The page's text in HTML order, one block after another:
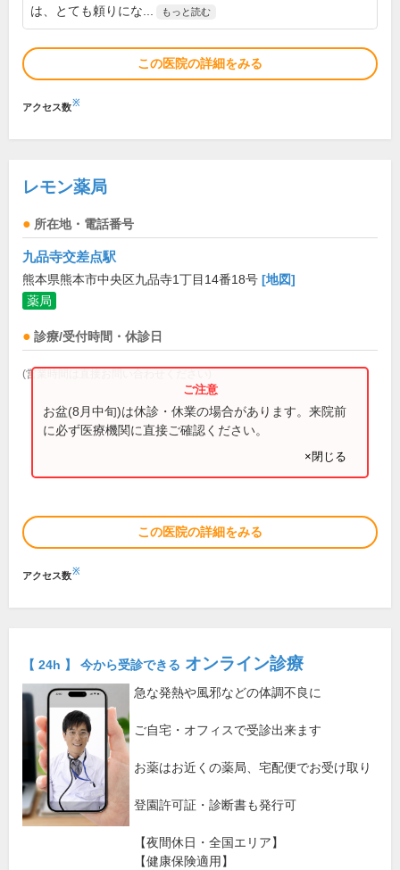
は、とても頼りにな...
もっと読む
この医院の詳細をみる
アクセス数※
レモン薬局
所在地・電話番号
九品寺交差点駅
熊本県熊本市中央区九品寺1丁目14番18号 [地図]
薬局
診療/受付時間・休診日
(営業時間は直接お問い合わせください)
お盆(8月中旬)は休診・休業の場合があります。来院前
に必ず医療機関に直接ご確認ください。
×閉じる
この医院の詳細をみる
アクセス数※
【 24h 】 今から受診できる オンライン診療
急な発熱や風邪などの体調不良に
ご自宅・オフィスで受診出来ます
お薬はお近くの薬局、宅配便でお受け取り
登園許可証・診断書も発行可
【夜間休日・全国エリア】
【健康保険適用】